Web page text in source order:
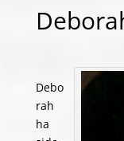
Debo
rah
ha